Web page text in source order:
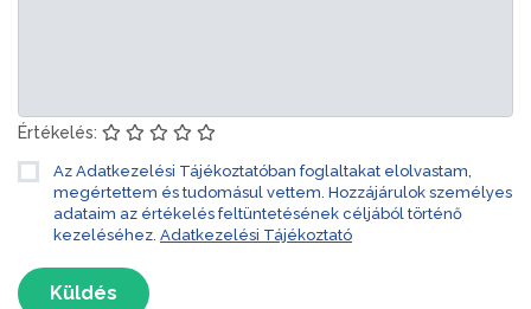
Értékelés:
Az Adatkezelési Tájékoztatóban foglaltakat elolvastam,
megértettem és tudomásul vettem. Hozzájárulok személyes
adataim az értékelés feltüntetésének céljából történő
kezeléséhez. Adatkezelési Tájékoztató
Küldés